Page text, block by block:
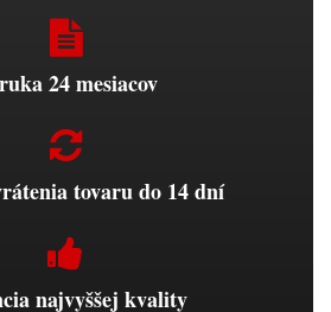
24 mesiacov
tovaru do 14 dní
najvyššej kvality